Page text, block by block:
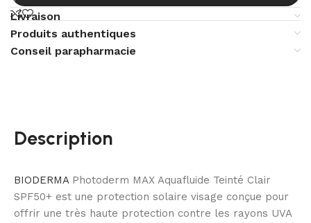
Livraison
Produits authentiques
Conseil parapharmacie
Description
BIODERMAPhotoderm MAX Aquafluide Teinté Clair
SPF50+ est une protection solaire visage conçue pour
offrir une très haute protection contre les rayons UVA